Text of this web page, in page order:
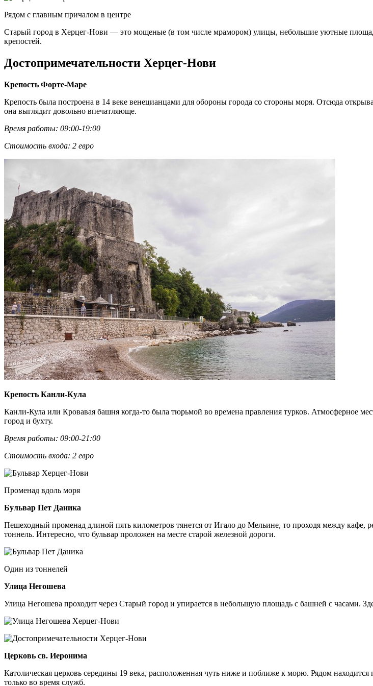
Рядом с главным причалом в центре
Старый город в Херцег-Нови — это мощеные (в том числе мрамором) улицы, небольшие уютные
крепостей.
Достопримечательности Херцег-Нови
Крепость Форте-Маре
Крепость была построена в 14 веке венецианцами для обороны города со стороны моря. Отсюда
она выглядит довольно впечатляюще.
Время работы: 09:00-19:00
Стоимость входа: 2 евро
Крепость Канли-Кула
Канли-Кула или Кровавая башня когда-то была тюрьмой во времена правления турков. Атмосферное
город и бухту.
Время работы: 09:00-21:00
Стоимость входа: 2 евро
Променад вдоль моря
Бульвар Пет Даника
Пешеходный променад длиной пять километров тянется от Игало до Мельине, то проходя между кафе,
тоннель. Интересно, что бульвар проложен на месте старой железной дороги.
Один из тоннелей
Улица Негошева
Улица Негошева проходит через Старый город и упирается в небольшую площадь с башней с часами.
Церковь св. Иеронима
Католическая церковь середины 19 века, расположенная чуть ниже и поближе к морю. Рядом
только во время служб.